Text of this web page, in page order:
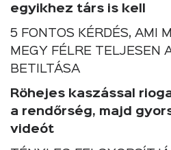
egyikhez társ is kell
5 FONTOS KÉRDÉS, AMI
MEGY FÉLRE TELJESEN
BETILTÁSA
Röhejes kaszással
a rendőrség, majd
videót